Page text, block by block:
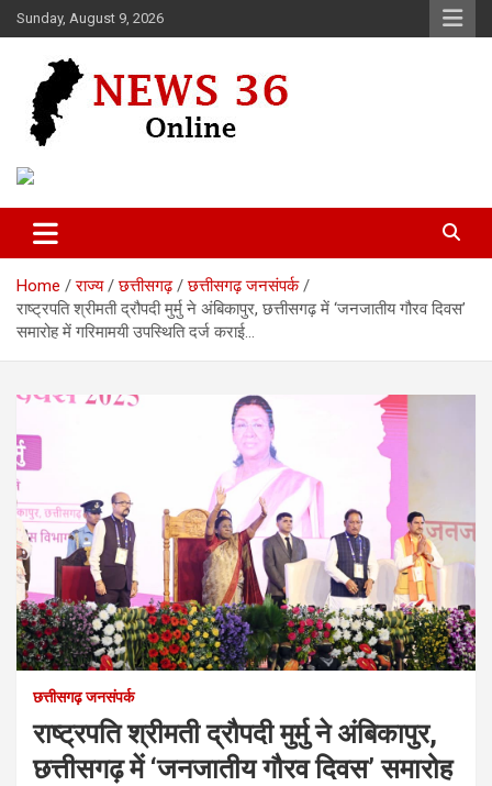
Skip
to
Sunday, August 9, 2026
News 36
Home राज्य छत्तीसगढ़
छत्तीसगढ़ जनसंपर्क
राष्ट्रपति श्रीमती द्रौपदी मुर्मु ने अंबिकापुर, छत्तीसगढ़ में ‘जनजातीय गौरव दिवस’
समारोह में गरिमामयी उपस्थिति दर्ज कराई…
छत्तीसगढ़ जनसंपर्क
राष्ट्रपति श्रीमती द्रौपदी मुर्मु ने अंबिकापुर,
छत्तीसगढ़ में ‘जनजातीय गौरव दिवस’ समारोह